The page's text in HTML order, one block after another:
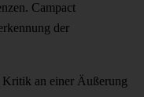
Campact
der
Kritik an einer Äußerung